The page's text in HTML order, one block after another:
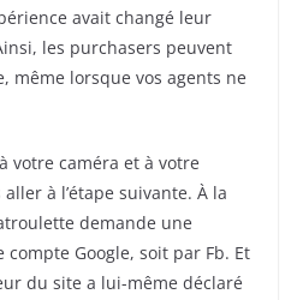
avait changé leur
les purchasers peuvent
même lorsque vos agents ne
votre caméra et à votre
à l’étape suivante. À la
demande une
Google, soit par Fb. Et
du site a lui-même déclaré